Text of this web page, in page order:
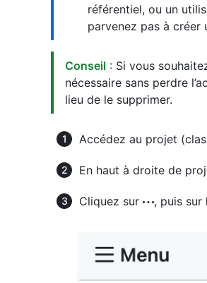
référentiel, ou un
parvenez pas à créer
Conseil : Si vous
nécessaire sans perdre
lieu de le supprimer.
Accédez au projet
En haut à droite de
Cliquez sur , puis sur